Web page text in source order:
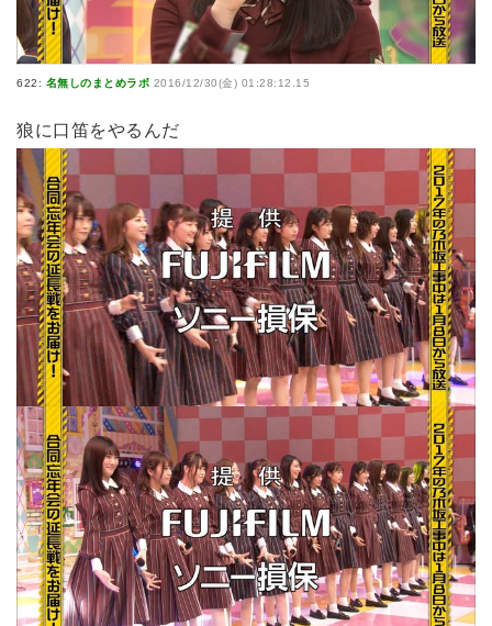
622: 名無しのまとめラボ 2016/12/30(金) 01:28:12.15
狼に口笛をやるんだ